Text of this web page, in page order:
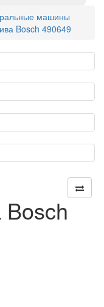
машины
Bosch 490649
Bosch